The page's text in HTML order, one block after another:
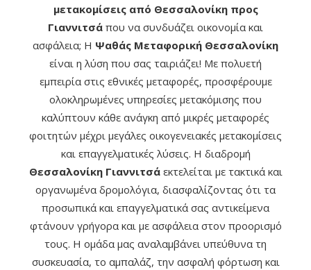
μετακομίσεις από Θεσσαλονίκη προς
Γιαννιτσά που να συνδυάζει οικονομία και
ασφάλεια; Η Ψαθάς Μεταφορική Θεσσαλονίκη
είναι η λύση που σας ταιριάζει! Με πολυετή
εμπειρία στις εθνικές μεταφορές, προσφέρουμε
ολοκληρωμένες υπηρεσίες μετακόμισης που
καλύπτουν κάθε ανάγκη από μικρές μεταφορές
φοιτητών μέχρι μεγάλες οικογενειακές μετακομίσεις
και επαγγελματικές λύσεις. Η διαδρομή
Θεσσαλονίκη Γιαννιτσάεκτελείται με τακτικά και
οργανωμένα δρομολόγια, διασφαλίζοντας ότι τα
προσωπικά και επαγγελματικά σας αντικείμενα
φτάνουν γρήγορα και με ασφάλεια στον προορισμό
τους. Η ομάδα μας αναλαμβάνει υπεύθυνα τη
συσκευασία, το αμπαλάζ, την ασφαλή φόρτωση και